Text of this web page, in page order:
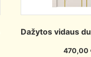
Dažytos vidaus
470,00